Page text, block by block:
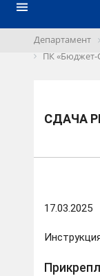
Департамент
ПК
СДАЧА
17.03.2025